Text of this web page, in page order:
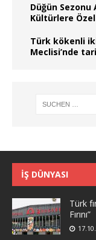
Düğün Sezonu
Kültürlere
Türk kökenli
Meclisi’nde
İŞ DÜNYASI
Türk
Fırını”